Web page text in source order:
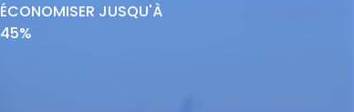
ÉCONOMISER JUSQU'À
45%